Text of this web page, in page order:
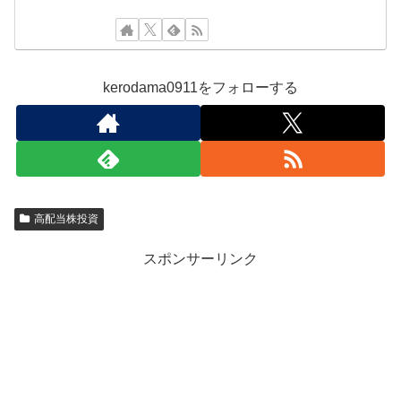
kerodama0911をフォローする
高配当株投資
スポンサーリンク